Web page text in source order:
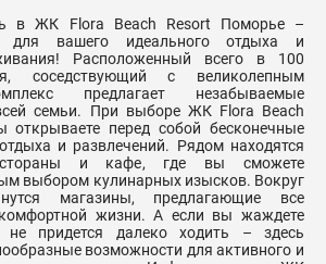
в ЖК Flora Beach Resort Поморье –
для вашего идеального отдыха и
Расположенный всего в 100
соседствующий с великолепным
предлагает незабываемые
семьи. При выборе ЖК Flora Beach
открываете перед собой бесконечные
и развлечений. Рядом находятся
и кафе, где вы сможете
выбором кулинарных изысков. Вокруг
магазины, предлагающие все
жизни. А если вы жаждете
не придется далеко ходить – здесь
возможности для активного и